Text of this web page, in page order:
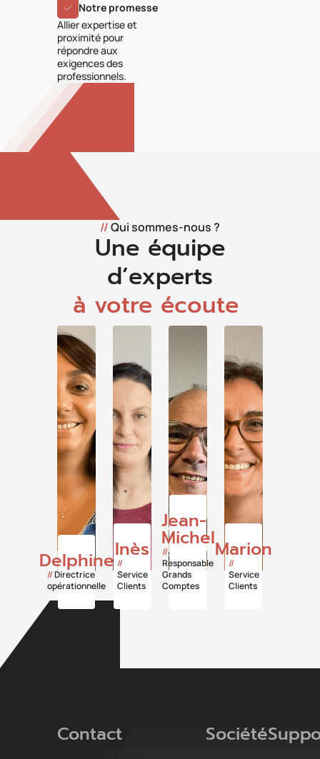
Notre promesse
Allier expertise et
proximité pour
répondre aux
exigences des
professionnels.
//Qui sommes-nous ?
Une équipe
d’experts
à votre écoute
Delphine
//Directrice
opérationnelle
Inès
//
Service
Clients
Jean-
Michel
//
Responsable
Grands
Comptes
Marion
//
Service
Clients
Contact Société